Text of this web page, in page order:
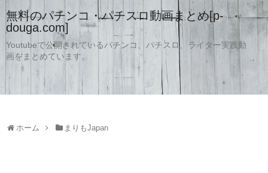
無料のパチンコ・パチスロ動画まとめ[p-
douga.com]
Youtubeで公開されているパチンコ、パチスロ、ライター実践動
画をまとめています。
ホーム まりもJapan